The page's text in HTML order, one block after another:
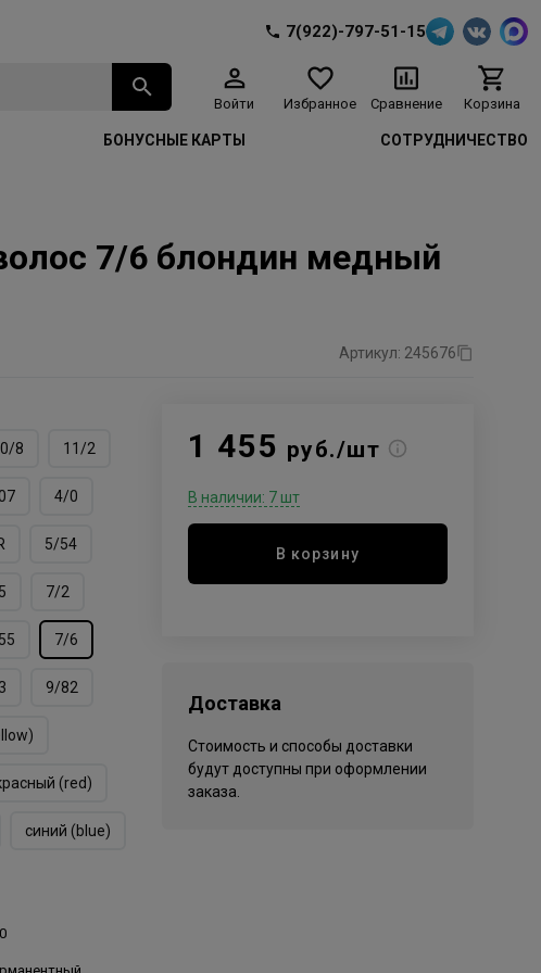
7(922)-797-51-15
Войти Избранное Сравнение Корзина
БОНУСНЫЕ КАРТЫ СОТРУДНИЧЕСТВО
7/6 блондин медный
Артикул: 245676
8 11/2
4/0
5/54
7/2
7/6
9/82
(red)
синий (blue)
1 455 руб./шт
В наличии: 7 шт
В корзину
Доставка
Стоимость и способы доставки
будут доступны при оформлении
заказа.